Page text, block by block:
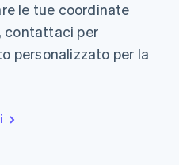
le tue coordinate
contattaci per
personalizzato per la